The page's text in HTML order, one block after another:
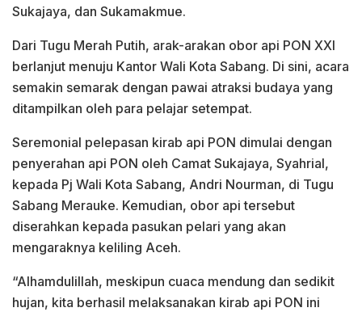
Sukajaya, dan Sukamakmue.
Dari Tugu Merah Putih, arak-arakan obor api PON XXI
berlanjut menuju Kantor Wali Kota Sabang. Di sini, acara
semakin semarak dengan pawai atraksi budaya yang
ditampilkan oleh para pelajar setempat.
Seremonial pelepasan kirab api PON dimulai dengan
penyerahan api PON oleh Camat Sukajaya, Syahrial,
kepada Pj Wali Kota Sabang, Andri Nourman, di Tugu
Sabang Merauke. Kemudian, obor api tersebut
diserahkan kepada pasukan pelari yang akan
mengaraknya keliling Aceh.
“Alhamdulillah, meskipun cuaca mendung dan sedikit
hujan, kita berhasil melaksanakan kirab api PON ini